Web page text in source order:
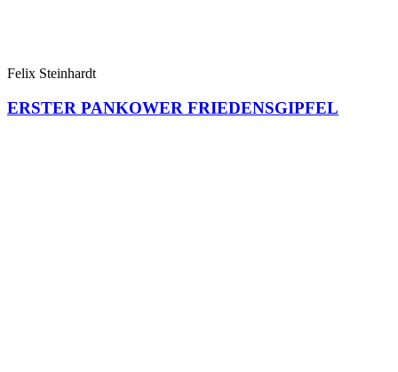
Felix Steinhardt
ERSTER PANKOWER FRIEDENSGIPFEL